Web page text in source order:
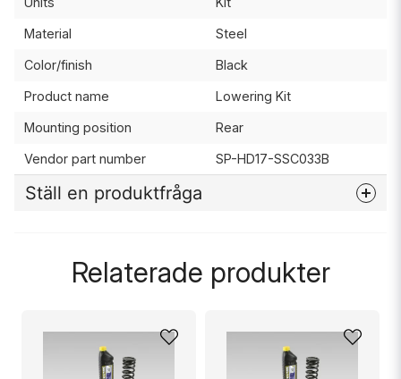
Material Steel
Color/finish Black
Product name Lowering Kit
Mounting position Rear
Vendor part number SP-HD17-SSC033B
Ställ en produktfråga
name
Namn
Relaterade produkter